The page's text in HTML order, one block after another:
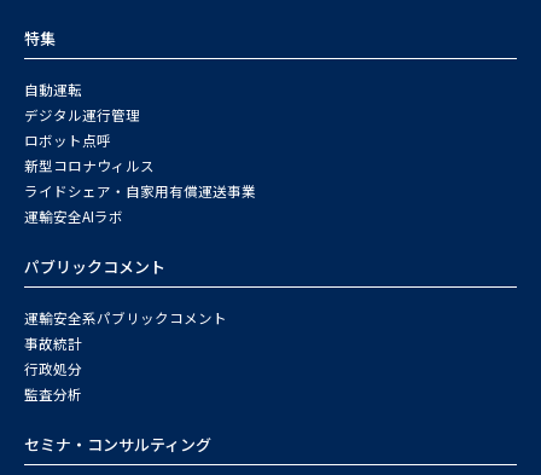
特集
自動運転
デジタル運行管理
ロボット点呼
新型コロナウィルス
ライドシェア・自家用有償運送事業
運輸安全AIラボ
パブリックコメント
運輸安全系パブリックコメント
事故統計
行政処分
監査分析
セミナ・コンサルティング